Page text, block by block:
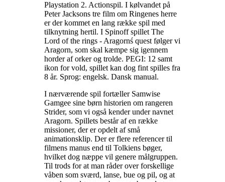
Playstation 2. Actionspil. I kølvandet på
Peter Jacksons tre film om Ringenes herre
er der kommet en lang række spil med
tilknytning hertil. I Spinoff spillet The
Lord of the rings - Aragornś quest følger vi
Aragorn, som skal kæmpe sig igennem
horder af orker og trolde. PEGI: 12 samt
ikon for vold, spillet kan dog fint spilles fra
8 år. Sprog: engelsk. Dansk manual.
I nærværende spil fortæller Samwise
Gamgee sine børn historien om rangeren
Strider, som vi også kender under navnet
Aragorn. Spillets består af en række
missioner, der er opdelt af små
animationsklip. Der er flere referencer til
filmens manus end til Tolkiens bøger,
hvilket dog næppe vil genere målgruppen.
Til trods for at man råder over forskellige
våben som sværd, lanse, bue og pil, og at